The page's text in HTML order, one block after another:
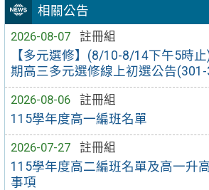
相關公告
2026-08-07
註冊組
【多元選修】(8/10-8/14下午5時
期高三多元選修線上初選公告
2026-08-06
註冊組
115學年度高一編班名單
2026-07-27
註冊組
115學年度高二編班名單及高一升
事項